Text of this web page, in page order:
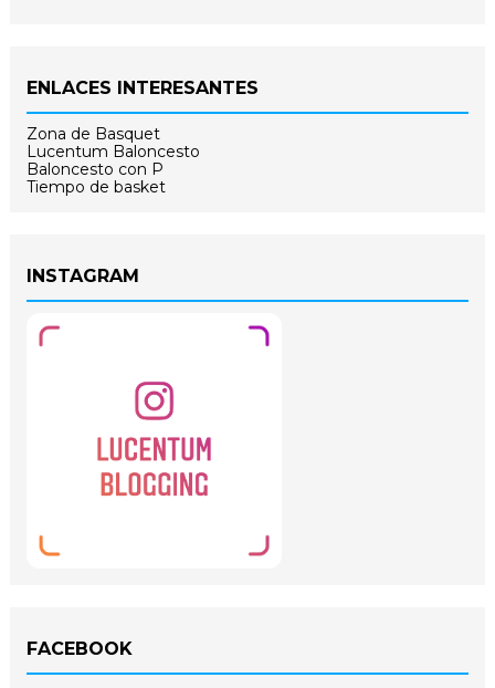
ENLACES INTERESANTES
Zona de Basquet
Lucentum Baloncesto
Baloncesto con P
Tiempo de basket
INSTAGRAM
FACEBOOK